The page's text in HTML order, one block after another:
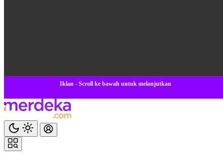
Iklan - Scroll ke bawah untuk melanjutkan